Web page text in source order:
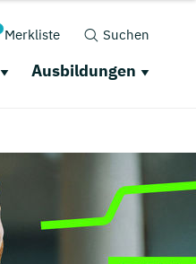
Merkliste Suchen
Ausbildungen